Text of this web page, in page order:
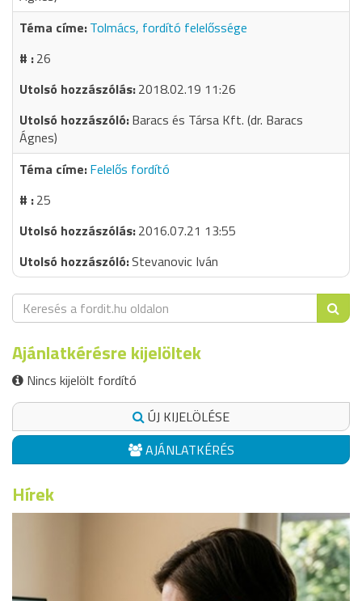
Tolmács, fordító felelőssége
26
2018.02.19 11:26
Baracs és Társa Kft. (dr. Baracs
Ágnes)
Felelős fordító
25
2016.07.21 13:55
Stevanovic Iván
Ajánlatkérésre kijelöltek
Nincs kijelölt fordító
ÚJ KIJELÖLÉSE
AJÁNLATKÉRÉS
Hírek